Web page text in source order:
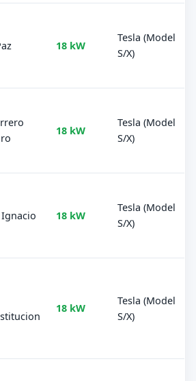
18 kW
Tesla (Model
S/X)
18 kW
Tesla (Model
S/X)
Ignacio 18 kW
Tesla (Model
S/X)
18 kW
Tesla (Model
S/X)